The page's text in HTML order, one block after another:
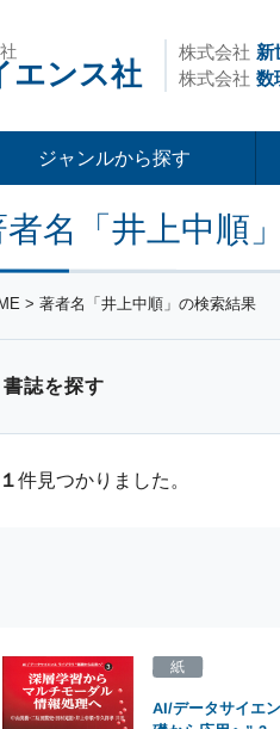
エンス社
株式会社 新
株式会社 数
ジャンルから探す
者名「井上中順
> 著者名「井上中順」の検索結果
書誌を探す
１件見つかりました。
AI/データサイエ
紙